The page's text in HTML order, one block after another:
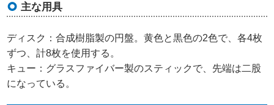
主な用具
ディスク：合成樹脂製の円盤。黄色と黒色の2色で、各4枚
ずつ、計8枚を使用する。
キュー：グラスファイバー製のスティックで、先端は二股
になっている。